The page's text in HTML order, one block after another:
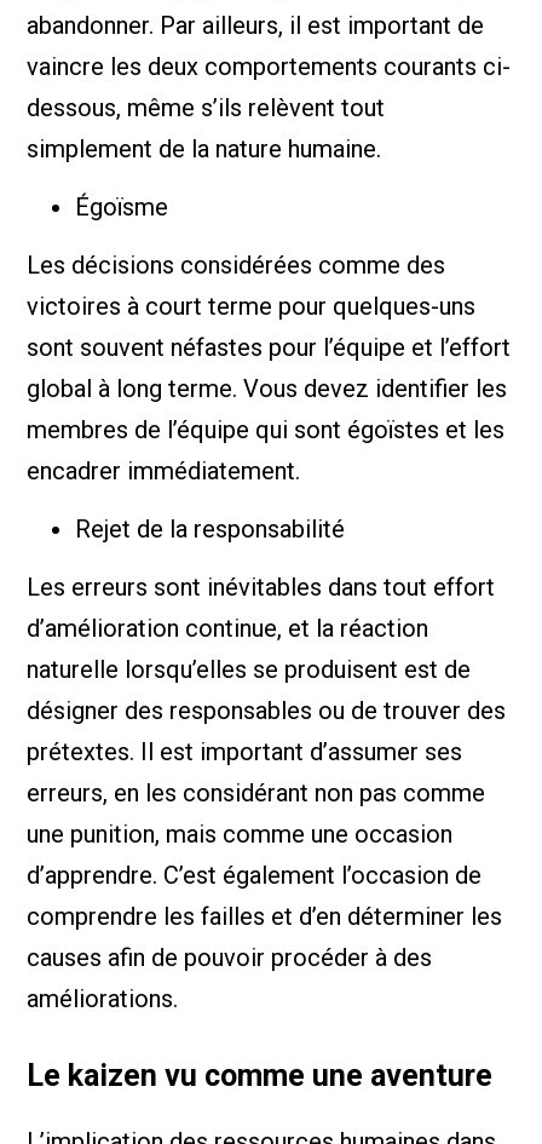
abandonner. Par ailleurs, il est important de
vaincre les deux comportements courants ci-
dessous, même s’ils relèvent tout
simplement de la nature humaine.
Égoïsme
Les décisions considérées comme des
victoires à court terme pour quelques-uns
sont souvent néfastes pour l’équipe et l’effort
global à long terme. Vous devez identifier les
membres de l’équipe qui sont égoïstes et les
encadrer immédiatement.
Rejet de la responsabilité
Les erreurs sont inévitables dans tout effort
d’amélioration continue, et la réaction
naturelle lorsqu’elles se produisent est de
désigner des responsables ou de trouver des
prétextes. Il est important d’assumer ses
erreurs, en les considérant non pas comme
une punition, mais comme une occasion
d’apprendre. C’est également l’occasion de
comprendre les failles et d’en déterminer les
causes afin de pouvoir procéder à des
améliorations.
Le kaizen vu comme une aventure